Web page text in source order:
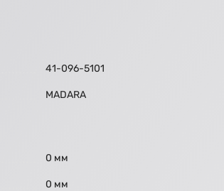
41-096-5101
МАDARA
0 мм
0 мм